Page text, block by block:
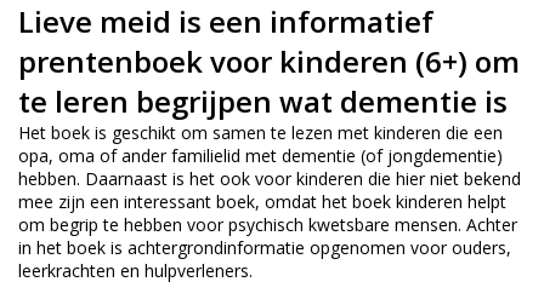
Lieve meid is een informatief
prentenboek voor kinderen (6+) om
te leren begrijpen wat dementie is
Het boek is geschikt om samen te lezen met kinderen die een
opa, oma of ander familielid met dementie (of jongdementie)
hebben. Daarnaast is het ook voor kinderen die hier niet bekend
mee zijn een interessant boek, omdat het boek kinderen helpt
om begrip te hebben voor psychisch kwetsbare mensen. Achter
in het boek is achtergrondinformatie opgenomen voor ouders,
leerkrachten en hulpverleners.